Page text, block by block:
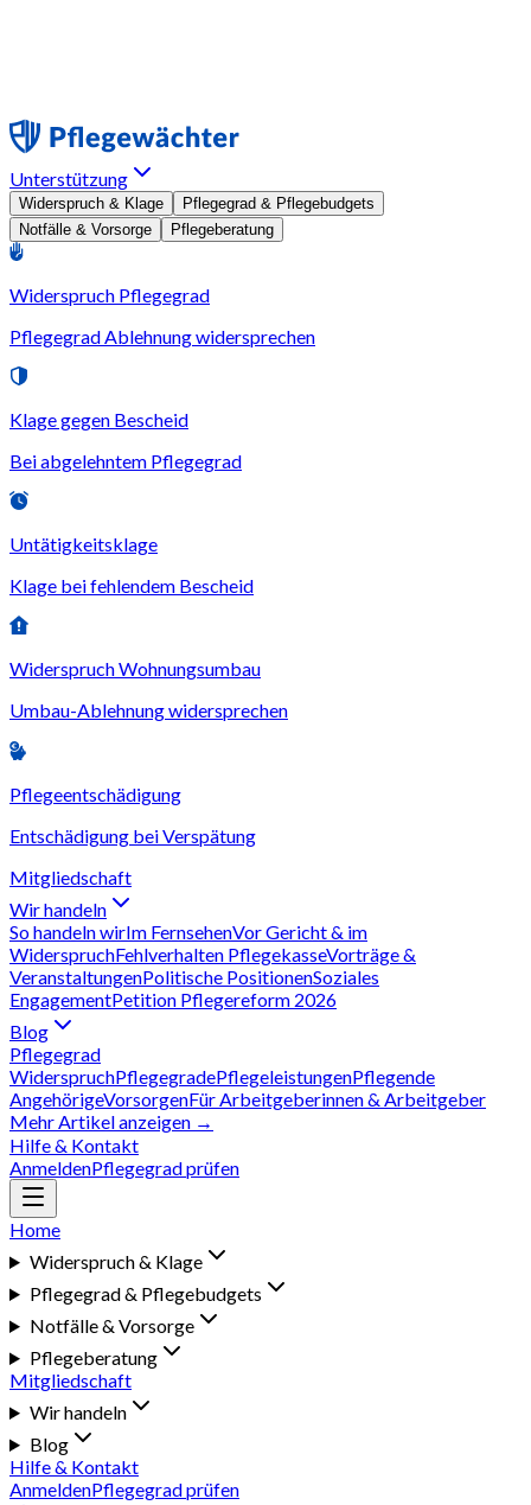
Unterstützung
Widerspruch & Klage
Pflegegrad & Pflegebudgets
Notfälle & Vorsorge
Pflegeberatung
Widerspruch Pflegegrad
Pflegegrad Ablehnung widersprechen
Klage gegen Bescheid
Bei abgelehntem Pflegegrad
Untätigkeitsklage
Klage bei fehlendem Bescheid
Widerspruch Wohnungsumbau
Umbau-Ablehnung widersprechen
Pflegeentschädigung
Entschädigung bei Verspätung
Mitgliedschaft
Wir handeln
So handeln wirIm FernsehenVor Gericht & im
WiderspruchFehlverhalten PflegekasseVorträge &
VeranstaltungenPolitische PositionenSoziales
EngagementPetition Pflegereform 2026
Blog
Pflegegrad
WiderspruchPflegegradePflegeleistungenPflegende
AngehörigeVorsorgenFür Arbeitgeberinnen & Arbeitgeber
Mehr Artikel anzeigen →
Hilfe & Kontakt
AnmeldenPflegegrad prüfen
Home
Widerspruch & Klage
Pflegegrad & Pflegebudgets
Notfälle & Vorsorge
Pflegeberatung
Mitgliedschaft
Wir handeln
Blog
Hilfe & Kontakt
AnmeldenPflegegrad prüfen